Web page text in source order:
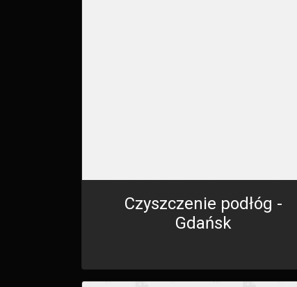
Czyszczenie podłóg -
Gdańsk